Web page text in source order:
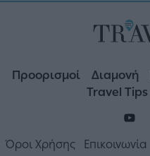
Προορισμοί Διαμονή
Travel Tips
Όροι Χρήσης Επικοινωνία